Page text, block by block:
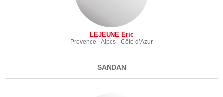
LEJEUNE Eric
Provence - Alpes - Côte d’Azur
SANDAN